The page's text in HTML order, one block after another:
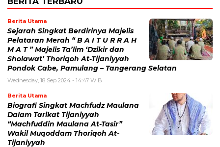
Berita Utama
Sejarah Singkat Berdirinya Majelis
Pelataran Merah “ B A I T U R R A H
M A T ” Majelis Ta’lim ‘Dzikir dan
Sholawat’ Thoriqoh At-Tijaniyyah
Pondok Cabe, Pamulang – Tangerang Selatan
Wednesday, 18 Sep 2024 - 14:47 WIB
Berita Utama
Biografi Singkat Machfudz Maulana
Dalam Tarikat Tijaniyyah
“Machfuddin Maulana At-Tasir”
Wakil Muqoddam Thoriqoh At-
Tijaniyyah